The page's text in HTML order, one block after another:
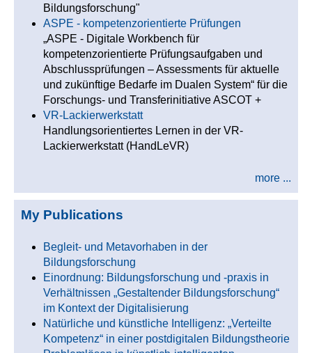
Bildungsforschung"
ASPE - kompetenzorientierte Prüfungen
„ASPE - Digitale Workbench für
kompetenzorientierte Prüfungsaufgaben und
Abschlussprüfungen – Assessments für aktuelle
und zukünftige Bedarfe im Dualen System“ für die
Forschungs- und Transferinitiative ASCOT +
VR-Lackierwerkstatt
Handlungsorientiertes Lernen in der VR-
Lackierwerkstatt (HandLeVR)
more ...
My Publications
Begleit- und Metavorhaben in der
Bildungsforschung
Einordnung: Bildungsforschung und -praxis in
Verhältnissen „Gestaltender Bildungsforschung“
im Kontext der Digitalisierung
Natürliche und künstliche Intelligenz: „Verteilte
Kompetenz“ in einer postdigitalen Bildungstheorie